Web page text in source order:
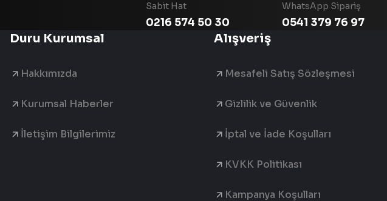
Sabit Hat
0216 574 50 30
WhatsApp Sipariş
0541 379 76 97
Duru Kurumsal
Hakkımızda
Kurumsal Haberler
İletişim Bilgilerimiz
Alışveriş
Mesafeli Satış Sözleşmesi
Gizlilik ve Güvenlik
İptal ve İade Koşulları
KVKK Politikası
Kampanya Koşulları